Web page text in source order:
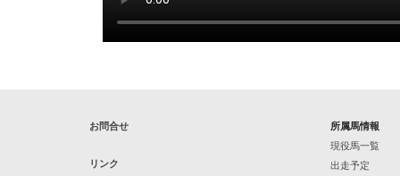
お問合せ
リンク
所属馬情報
現役馬一覧
出走予定